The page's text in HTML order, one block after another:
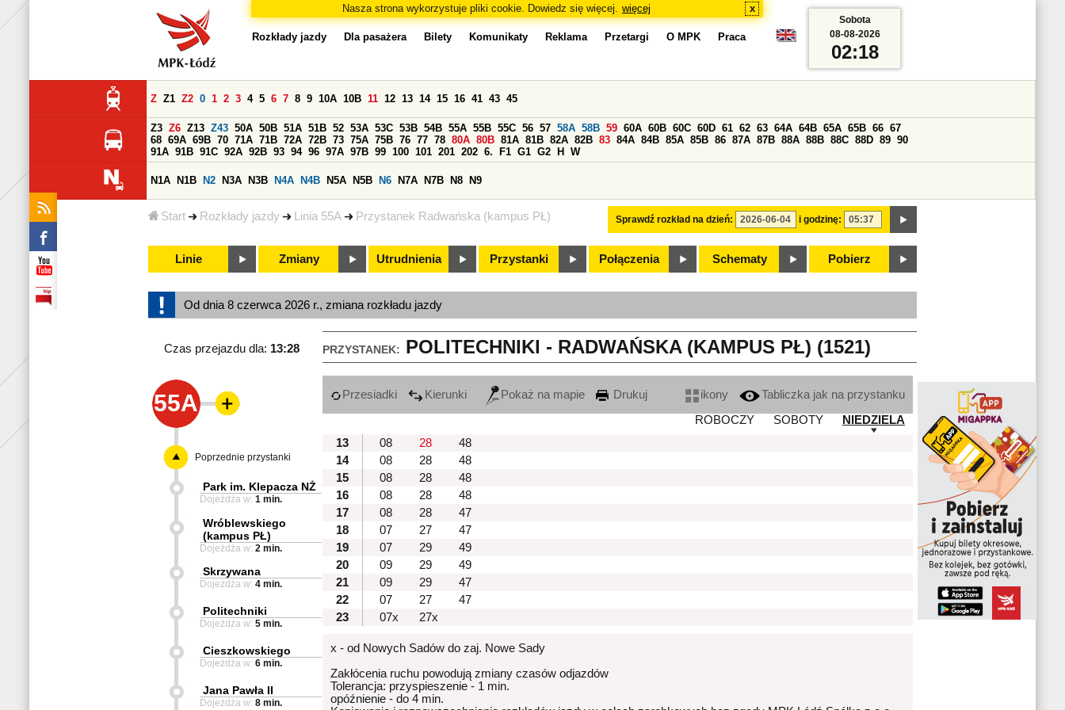
Nasza strona wykorzystuje pliki cookie. Dowiedz się więcej. więcej x
Start Rozkłady jazdy Linia 55A Przystanek Radwańska (kampus PŁ)
Rozkłady jazdy Dla pasażera Bilety Komunikaty Reklama Przetargi O MPK Praca
Sprawdź rozkład na dzień: i godzinę:
Z Z1 Z2 0 1 2 3 4 5 6 7 8 9 10A 10B 11 12 13 14 15 16 41 43 45
Z3 Z6 Z13 Z43 50A 50B 51A 51B 52 53A 53C 53B 54B 55A 55B 55C 56 57 58A 58B 59 60A 60B 60C 60D 61 62 63 64A 64B 65A 65B 66 67
68 69A 69B 70 71A 71B 72A 72B 73 75A 75B 76 77 78 80A 80B 81A 81B 82A 82B 83 84A 84B 85A 85B 86 87A 87B 88A 88B 88C 88D 89 90
91A 91B 91C 92A 92B 93 94 96 97A 97B 99 100 101 201 202 6. F1 G1 G2 H W
N1A N1B N2 N3A N3B N4A N4B N5A N5B N6 N7A N7B N8 N9
Linie Zmiany Utrudnienia Przystanki Połączenia Schematy Pobierz
Sobota
08-08-2026
02:18
Od dnia 8 czerwca 2026 r., zmiana rozkładu jazdy
PRZYSTANEK: POLITECHNIKI - RADWAŃSKA (KAMPUS PŁ) (1521)
Czas przejazdu dla: 13:28
55A Przesiadki Kierunki Pokaż na mapie Drukuj ikony
Tabliczka jak na przystanku
ROBOCZY
SOBOTY
NIEDZIELA
13
08 28
48
14
08 28
48
15
08 28
48
16
08 28
48
17
08 28
47
18
07 27
47
19
07 29
49
20
09 29
49
21
09 29
47
22
07 27
47
23
07x 27x
x - od Nowych Sadów do zaj. Nowe Sady
Zakłócenia ruchu powodują zmiany czasów odjazdów
Tolerancja: przyspieszenie - 1 min.
opóźnienie - do 4 min.
Poprzednie przystanki
Park im. Klepacza NŻ
Dojeżdża w: 1 min.
Wróblewskiego
(kampus PŁ)
Dojeżdża w: 2 min.
Skrzywana
Dojeżdża w: 4 min.
Politechniki
Dojeżdża w: 5 min.
Cieszkowskiego
Dojeżdża w: 6 min.
Jana Pawła II
Dojeżdża w: 8 min.